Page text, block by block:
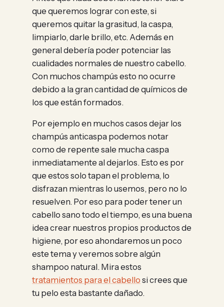
que queremos lograr con este, si
queremos quitar la grasitud, la caspa,
limpiarlo, darle brillo, etc. Además en
general debería poder potenciar las
cualidades normales de nuestro cabello.
Con muchos champús esto no ocurre
debido a la gran cantidad de químicos de
los que están formados.
Por ejemplo en muchos casos dejar los
champús anticaspa podemos notar
como de repente sale mucha caspa
inmediatamente al dejarlos. Esto es por
que estos solo tapan el problema, lo
disfrazan mientras lo usemos, pero no lo
resuelven. Por eso para poder tener un
cabello sano todo el tiempo, es una buena
idea crear nuestros propios productos de
higiene, por eso ahondaremos un poco
este tema y veremos sobre algún
shampoo natural. Mira estos
tratamientos para el cabello si crees que
tu pelo esta bastante dañado.